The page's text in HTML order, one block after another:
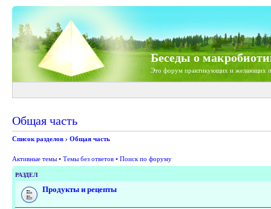
Беседы о
Это форум практикующих и желающих
Общая часть
Список разделов› Общая часть
Активные темы • Темы без ответов • Поиск по форуму
РАЗДЕЛ
Продукты и рецепты